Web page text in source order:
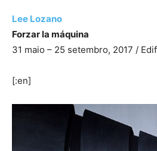
Lee Lozano
Forzar la máquina
31 maio – 25 setembro, 2017 /
[:en]